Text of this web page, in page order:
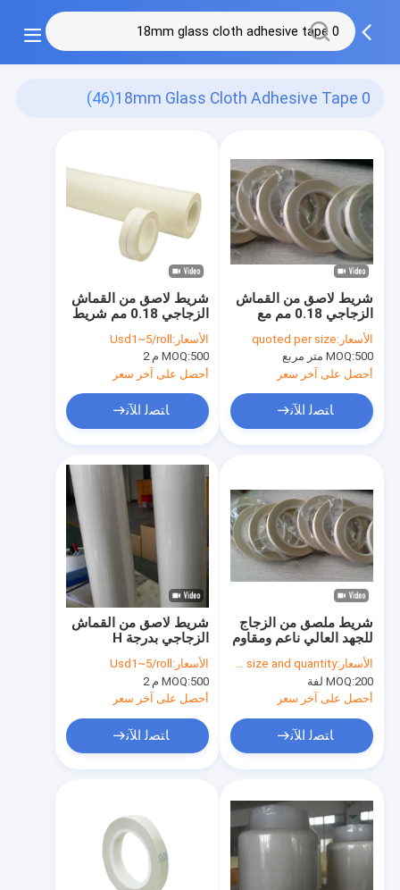
0 18mm Glass Cloth Adhesive Tape
(46)
شريط لاصق من القماش
الزجاجي 0.18 مم شريط
لاصق من السيليكون
بدرجة H
الأسعار: Usd1~5/roll
MOQ:500 م 2
أحصل على آخر سعر
ﺎﺘﺼﻟ ﺍﻶﻧ
شريط لاصق من القماش
الزجاجي 0.18 مم مع
3.8N / سمالأسعار:quoted per size
MOQ:500 متر مربع
أحصل على آخر سعر
ﺎﺘﺼﻟ ﺍﻶﻧ
شريط لاصق من القماش
الزجاجي بدرجة H
الأسعار: Usd1~5/roll
MOQ:500 م 2
أحصل على آخر سعر
ﺎﺘﺼﻟ ﺍﻶﻧ
شريط ملصق من الزجاج
للجهد العالي ناعم ومقاوم
للدموع BDV≥2.5kV
الأسعار:basing on size and quantity
MOQ:200 لفة
أحصل على آخر سعر
ﺎﺘﺼﻟ ﺍﻶﻧ